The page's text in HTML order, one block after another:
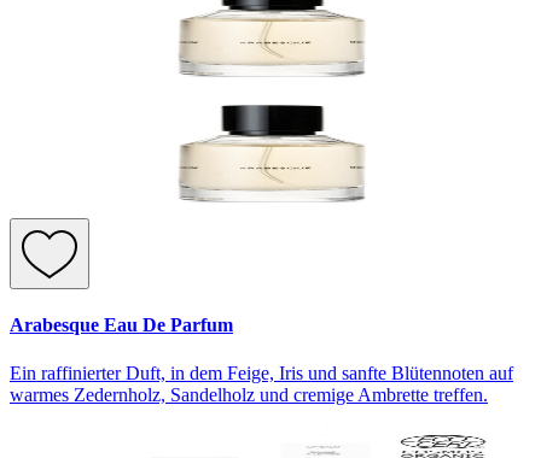
Arabesque Eau De Parfum
Ein raffinierter Duft, in dem Feige, Iris und sanfte Blütennoten auf
warmes Zedernholz, Sandelholz und cremige Ambrette treffen.